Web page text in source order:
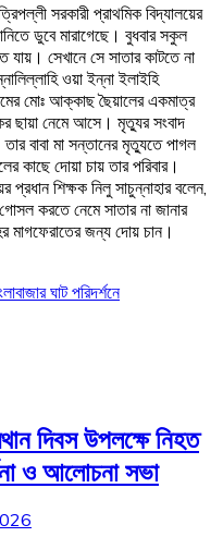
সরকারী প্রাথমিক বিদ্যালয়ের
ডুবে মারাগেছে। বুধবার সকুল
যায়। সেখানে সে সাতার কাটতে না
ওয়া ইন্না ইলাইহি
মোঃ আক্কাছ ছৈয়ালের একমাত্র
ছায়া নেমে আসে। মৃত্যুর সংবাদ
বাবা মা সন্তানের মৃত্যুতে পাগল
কাছে দোয়া চায় তার পরিবার।
প্রধান শিক্ষক নিলু সাচুন্নাহার বলেন,
করতে নেমে সাতার না জানার
মাগফেরাতের জন্য দোয় চান।
ঘাট পরিদর্শনে
দিবস উপলক্ষে নিহত
ও আলোচনা সভা